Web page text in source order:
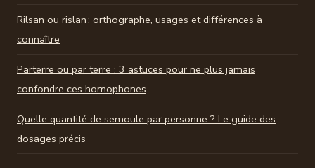
Rilsan ou rislan : orthographe, usages et différences à
connaître
Parterre ou par terre : 3 astuces pour ne plus jamais
confondre ces homophones
Quelle quantité de semoule par personne ? Le guide des
dosages précis